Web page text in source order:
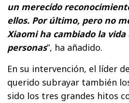
un merecido
ellos. Por último, pero no
Xiaomi ha cambiado la vida
personas”, ha añadido.
En su intervención, el líder
querido subrayar también
sido los tres grandes hitos